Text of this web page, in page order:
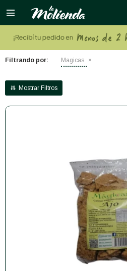

Filtrando por: Magicas